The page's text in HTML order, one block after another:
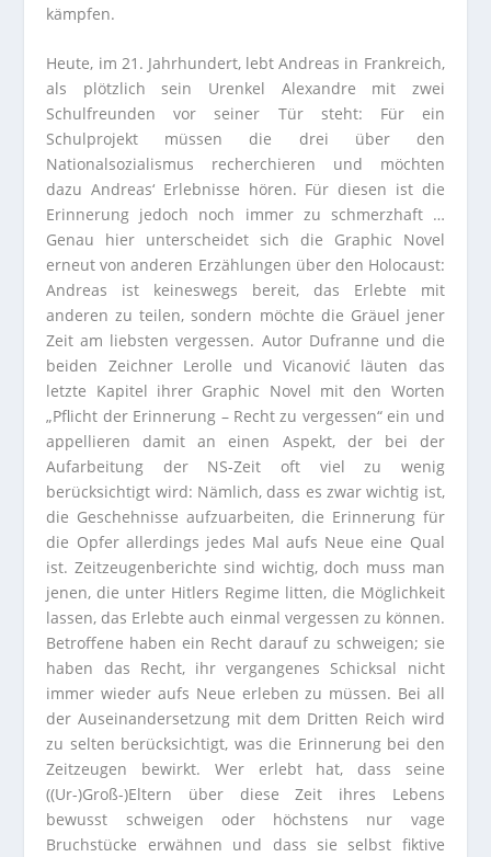
kämpfen.
Heute, im 21. Jahrhundert, lebt Andreas in Frankreich,
als plötzlich sein Urenkel Alexandre mit zwei
Schulfreunden vor seiner Tür steht: Für ein
Schulprojekt müssen die drei über den
Nationalsozialismus recherchieren und möchten
dazu Andreas‘ Erlebnisse hören. Für diesen ist die
Erinnerung jedoch noch immer zu schmerzhaft …
Genau hier unterscheidet sich die Graphic Novel
erneut von anderen Erzählungen über den Holocaust:
Andreas ist keineswegs bereit, das Erlebte mit
anderen zu teilen, sondern möchte die Gräuel jener
Zeit am liebsten vergessen. Autor Dufranne und die
beiden Zeichner Lerolle und Vicanović läuten das
letzte Kapitel ihrer Graphic Novel mit den Worten
„Pflicht der Erinnerung – Recht zu vergessen“ ein und
appellieren damit an einen Aspekt, der bei der
Aufarbeitung der NS-Zeit oft viel zu wenig
berücksichtigt wird: Nämlich, dass es zwar wichtig ist,
die Geschehnisse aufzuarbeiten, die Erinnerung für
die Opfer allerdings jedes Mal aufs Neue eine Qual
ist. Zeitzeugenberichte sind wichtig, doch muss man
jenen, die unter Hitlers Regime litten, die Möglichkeit
lassen, das Erlebte auch einmal vergessen zu können.
Betroffene haben ein Recht darauf zu schweigen; sie
haben das Recht, ihr vergangenes Schicksal nicht
immer wieder aufs Neue erleben zu müssen. Bei all
der Auseinandersetzung mit dem Dritten Reich wird
zu selten berücksichtigt, was die Erinnerung bei den
Zeitzeugen bewirkt. Wer erlebt hat, dass seine
((Ur-)Groß-)Eltern über diese Zeit ihres Lebens
bewusst schweigen oder höchstens nur vage
Bruchstücke erwähnen und dass sie selbst fiktive